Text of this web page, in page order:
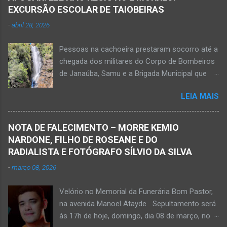
ferida e foi levada pelos socorristas do Samu
para o hospital na cidade de Monte Azul. Essa
do Suporte Aéreo Avançado de Vida (SAAV)
para unidade hospi...
EXCURSÃO ESCOLAR DE TAIOBEIRAS
-abril 28, 2026
Pessoas na cachoeira prestaram socorro até a
chegada dos militares do Corpo de Bombeiros
de Janaúba, Samu e a Brigada Municipal que
resistiu e foi a óbito Foto álbum pessoal Kauan
Pereira Alves publicou em sua rede social a
foto em que apreciava a Cachoeira Maria Rosa,
em Mato Verde, pouco tempo antes de se
afogar e depois vir a óbito nesta terça-feira, dia
socorrem estudante que se afogou em
cachoeira em Mato Verde nesta terça-feira, dia
28 de abril de 2026. Adolescente não resistiu e
LEIA MAIS
NOTA DE FALECIMENTO – MORRE KEMIO
NARDONE, FILHO DE ROSEANE E DO
RADIALISTA E FOTÓGRAFO SÍLVIO DA SILVA
-março 08, 2026
Velório no Memorial da Funerária Bom Pastor,
na avenida Manoel Atayde Sepultamento será
às 17h de hoje, domingo, dia 08 de março, no